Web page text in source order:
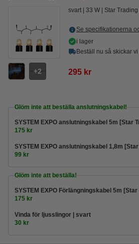
2
svart 33 W Star Trading
Se specifikationerna
i lager
Beställ nu så skickar
295 kr
Glöm inte att beställa anslutningskabel!
SYSTEM EXPO anslutningskabel 5m [Star
175 kr
SYSTEM EXPO anslutningskabel 1,8m
99 kr
Glöm inte att beställa!
SYSTEM EXPO Förlängningskabel 5m [Star
175 kr
Vinda för ljusslingor | svart
30 kr